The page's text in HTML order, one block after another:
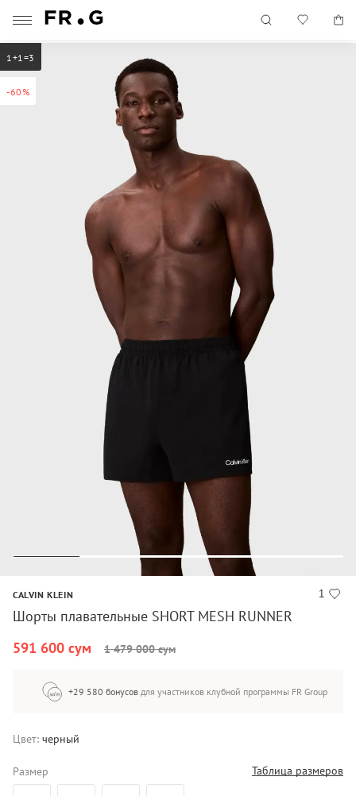
-60%
1+1=3
1
CALVIN KLEIN
Шорты плавательные SHORT MESH RUNNER
591 600 сум
1 479 000 сум
+29 580 бонусов для участников клубной программы FR Group
Цвет: черный
Размер Таблица размеров